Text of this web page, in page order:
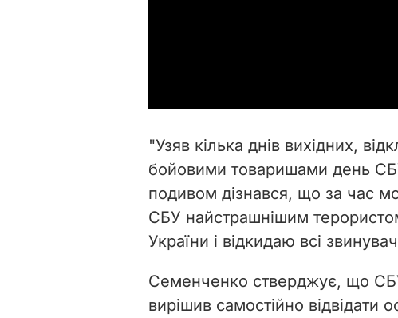
"Узяв кілька днів вихідних,
бойовими товаришами день
подивом дізнався, що за час
СБУ найстрашнішим
України і відкидаю всі
Семенченко стверджує, що
вирішив самостійно